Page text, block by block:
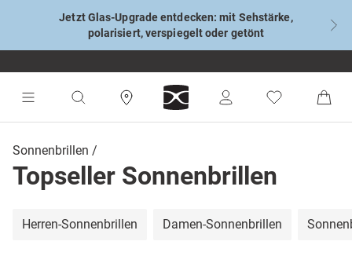
Jetzt Glas-Upgrade entdecken: mit Sehstärke,
polarisiert, verspiegelt oder getönt
Sonnenbrillen
Topseller Sonnenbrillen
Herren-Sonnenbrillen Damen-Sonnenbrillen